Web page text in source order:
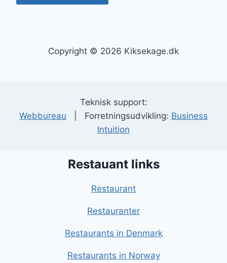
Copyright © 2026 Kiksekage.dk
Teknisk support:
Webbureau | Forretningsudvikling: Business
Intuition
Restauant links
Restaurant
Restauranter
Restaurants in Denmark
Restaurants in Norway